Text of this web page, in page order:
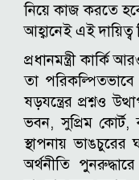
নিয়ে কাজ করতে
আহ্বানেই এই দায়িত্ব
প্রধানমন্ত্রী
তা
ষড়যন্ত্রের প্রশ্নও
ভবন, সুপ্রিম কোর্ট,
স্থাপনায় ভাঙচুরের
অর্থনীতি